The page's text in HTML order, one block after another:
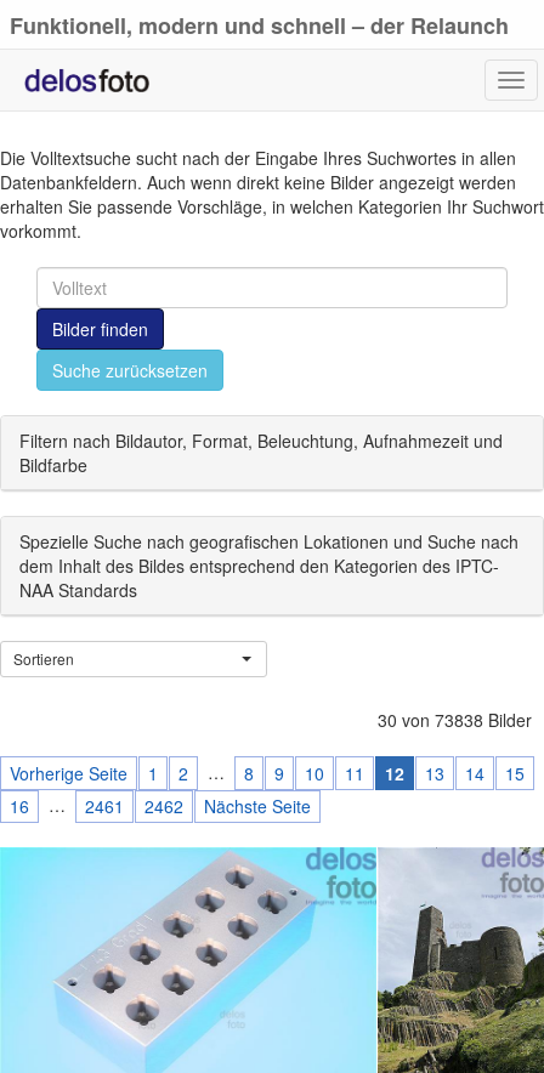
Funktionell, modern und schnell – der Relaunch
Die Volltextsuche sucht nach der Eingabe Ihres Suchwortes in allen
Datenbankfeldern. Auch wenn direkt keine Bilder angezeigt werden
erhalten Sie passende Vorschläge, in welchen Kategorien Ihr Suchwort
vorkommt.
Bilder finden
Suche zurücksetzen
Filtern nach Bildautor, Format, Beleuchtung, Aufnahmezeit und
Bildfarbe
Spezielle Suche nach geografischen Lokationen und Suche nach
dem Inhalt des Bildes entsprechend den Kategorien des IPTC-
NAA Standards
Sortieren
30 von 73838 Bilder
Vorherige Seite 1 2 … 8 9 10 11 12 13 14
15
16
… 2461 2462 Nächste Seite